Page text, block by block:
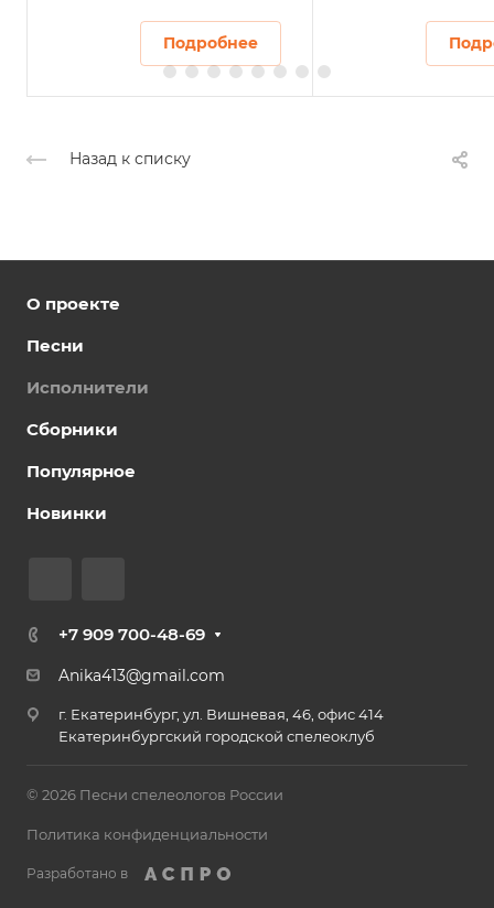
Подробнее
Назад к списку
О проекте
Песни
Исполнители
Сборники
Популярное
Новинки
+7 909 700-48-69
Anika413@gmail.com
г. Екатеринбург, ул. Вишневая, 46, офис 414
Екатеринбургский городской спелеоклуб
© 2026 Песни спелеологов России
Политика конфиденциальности
Разработано в